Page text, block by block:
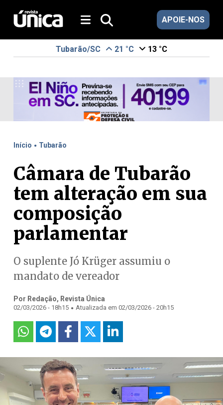
APOIE-NOS
Tubarão/SC 21 °C 13 °C
Início . Tubarão
Câmara de Tubarão
tem alteração em sua
composição
parlamentar
O suplente Jó Krüger assumiu o
mandato de vereador
Por Redação, Revista Única
02/03/2026 - 18h15 . Atualizada em 02/03/2026 - 20h15